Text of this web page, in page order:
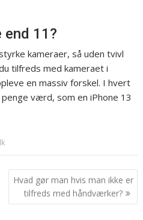
end 11?
kameraer, så uden tvivl
tilfreds med kameraet i
en massiv forskel. I hvert
værd, som en iPhone 13
Hvad gør man hvis man ikke er
tilfreds med håndværker?